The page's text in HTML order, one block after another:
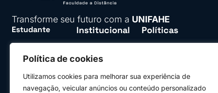
Política de cookies
Utilizamos cookies para melhorar sua experiência de
navegação, veicular anúncios ou conteúdo personalizado
Falar com Secretaria
Já sou aluno e gostaria de
atendimento
Transforme seu futuro com a UNIFAHE
Estudante
diplomas
2ª Graduação
Institucional
Trabalhe conosco
Políticas
Termos de uso
Declaração de